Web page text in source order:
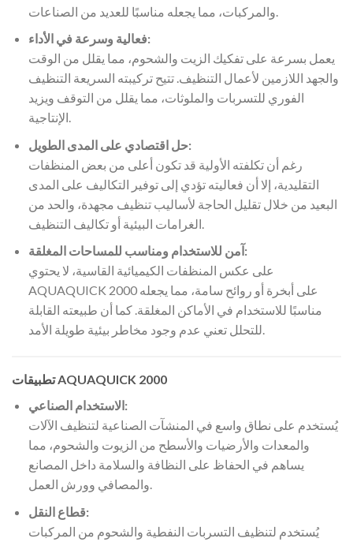
فعالية وسرعة في الأداء:
يعمل بسرعة على تفكيك الزيت والشحوم، مما يقلل من الوقت
والجهد اللازمين لأعمال التنظيف. تتيح تركيبته السريعة التنظيف
الفوري للتسربات والملوثات، مما يقلل من التوقف ويزيد
الإنتاجية.
حل اقتصادي على المدى الطويل:
رغم أن تكلفته الأولية قد تكون أعلى من بعض المنظفات
التقليدية، إلا أن فعاليته تؤدي إلى توفير التكاليف على المدى
البعيد من خلال تقليل الحاجة لأساليب تنظيف مجهدة، والحد من
آمن للاستخدام ومناسب للمساحات المغلقة:
على عكس المنظفات الكيميائية القاسية، لا يحتوي
AQUAQUICK 2000 على أبخرة أو روائح سامة، مما يجعله
مناسبًا للاستخدام في الأماكن المغلقة. كما أن طبيعته القابلة
للتحلل تعني عدم وجود مخاطر بيئية طويلة الأمد.
تطبيقات AQUAQUICK 2000
الاستخدام الصناعي:
يُستخدم على نطاق واسع في المنشآت الصناعية لتنظيف الآلات
والمعدات والأرضيات والأسطح من الزيوت والشحوم، مما
يساهم في الحفاظ على النظافة والسلامة داخل المصانع
والمصافي وورش العمل.
قطاع النقل:
يُستخدم لتنظيف التسربات النفطية والشحوم من المركبات